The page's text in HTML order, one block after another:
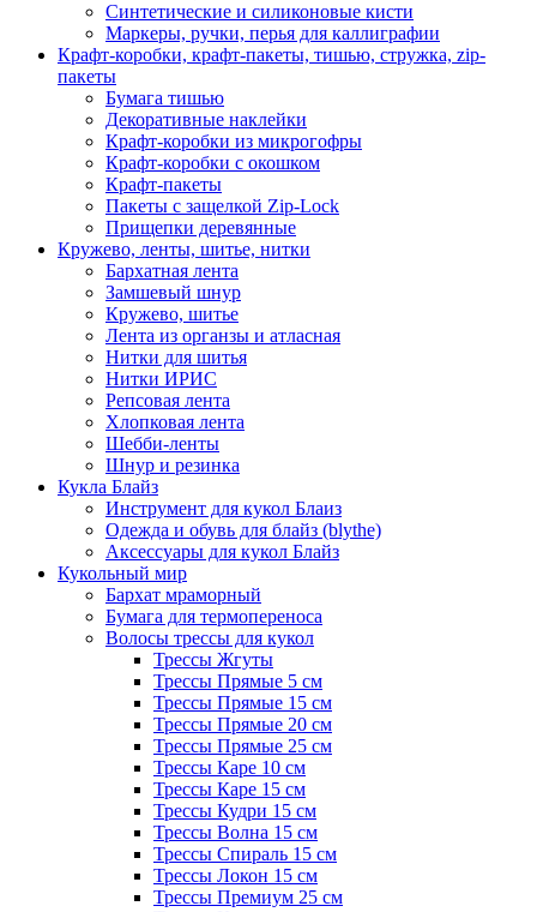
Синтетические и силиконовые кисти
Маркеры, ручки, перья для каллиграфии
Крафт-коробки, крафт-пакеты, тишью, стружка, zip-
пакеты
Бумага тишью
Декоративные наклейки
Крафт-коробки из микрогофры
Крафт-коробки с окошком
Крафт-пакеты
Пакеты с защелкой Zip-Lock
Прищепки деревянные
Кружево, ленты, шитье, нитки
Бархатная лента
Замшевый шнур
Кружево, шитье
Лента из органзы и атласная
Нитки для шитья
Нитки ИРИС
Репсовая лента
Хлопковая лента
Шебби-ленты
Шнур и резинка
Кукла Блайз
Инструмент для кукол Блаиз
Одежда и обувь для блайз (blythe)
Аксессуары для кукол Блайз
Кукольный мир
Бархат мраморный
Бумага для термопереноса
Волосы трессы для кукол
Трессы Жгуты
Трессы Прямые 5 см
Трессы Прямые 15 см
Трессы Прямые 20 см
Трессы Прямые 25 см
Трессы Каре 10 см
Трессы Каре 15 см
Трессы Кудри 15 см
Трессы Волна 15 см
Трессы Спираль 15 см
Трессы Локон 15 см
Трессы Премиум 25 см